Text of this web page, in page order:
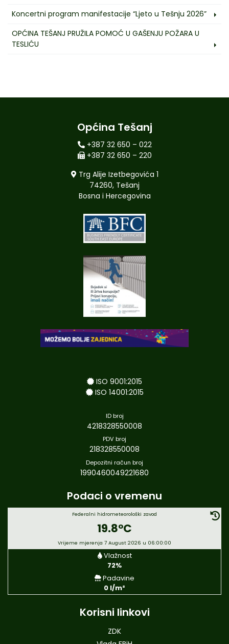
Koncertni program manifestacije “Ljeto u Tešnju 2026”
OPĆINA TEŠANJ PRUŽILA POMOĆ U GAŠENJU POŽARA U
TESLIĆU
Općina Tešanj
+387 32 650 – 022
+387 32 650 – 220
Trg Alije Izetbegovića 1
74260, Tešanj
Bosna i Hercegovina
ISO 9001:2015
ISO 14001:2015
ID broj
4218328550008
PDV broj
218328550008
Depozitni račun broj
1990460049221680
Podaci o vremenu
Federalni hidrometeorološki zavod
19.8°C
Vrijeme mjerenja 7 August 2026 u 06:00:00
Vlažnost
72%
Padavine
0 l/m²
Korisni linkovi
ZDK